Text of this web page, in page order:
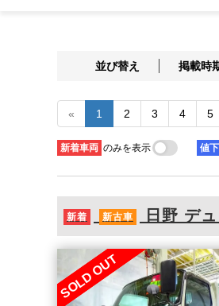
並び替え 掲載時
« 1 2 3 4 5
新着車両 のみを表示 値
新着 新古車 日野 デ
SOLD OUT